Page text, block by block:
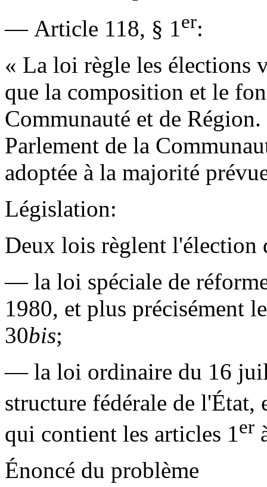
— Article 118, § 1er:
« La loi règle les élections
que la composition et le
Communauté et de
Parlement de la
adoptée à la majorité
Législation:
Deux lois règlent l'élection
— la loi spéciale de
1980, et plus précisément
30bis;
— la loi ordinaire du 16
structure fédérale de
qui contient les articles 1er
Énoncé du problème